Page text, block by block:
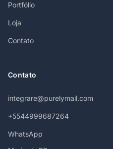
Portfólio
Loja
Contato
Contato
integrare@purelymail.com
+5544999687264
WhatsApp